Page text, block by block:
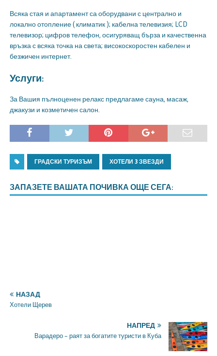
Всяка стая и апартамент са оборудвани с централно и
локално отопление ( климатик ); кабелна телевизия; LCD
телевизор; цифров телефон, осигуряващ бърза и качественна
връзка с всяка точка на света; високоскоростен кабелен и
безжичен интернет.
Услуги:
За Вашия пълноценен релакс предлагаме сауна, масаж,
джакузи и козметичен салон.
ГРАДСКИ ТУРИЗЪМ ХОТЕЛИ 3 ЗВЕЗДИ
ЗАПАЗЕТЕ ВАШАТА ПОЧИВКА ОЩЕ СЕГА:
НАЗАД
Хотели Щерев
НАПРЕД
Варадеро – раят за богатите туристи в Куба